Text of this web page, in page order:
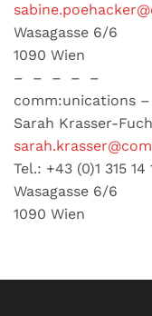
Wasagasse 6/6
1090 Wien
– – – – –
comm:unications
Sarah Krasser-
Tel.: +43 (0)1 315 14
Wasagasse 6/6
1090 Wien